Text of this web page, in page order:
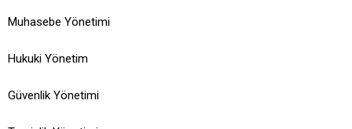
Muhasebe Yönetimi
Hukuki Yönetim
Güvenlik Yönetimi